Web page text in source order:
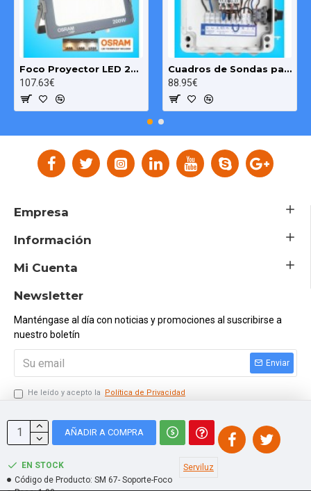
AÑADIR A COMPRA
EN STOCK
Código de Producto: SM 67- Soporte-Foco
Serviluz
Foco Proyector LED 200W OSRAM IP65 Color Ajustable Exterior e Interior
107.63€
Cuadros de Sondas para bomba Sumergibles 3.00 HP monofásico Pozo MAXGE
88.95€
Empresa
Información
Mi Cuenta
Newsletter
Manténgase al día con noticias y promociones al suscribirse a
nuestro boletín
Enviar
He leído y acepto la Política de Privacidad